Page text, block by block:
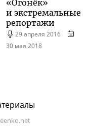
«Огонёк»
и экстремальные
репортажи
29 апреля 2016
30 мая 2018